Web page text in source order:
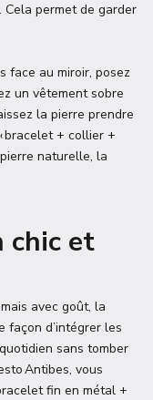
Cela permet de garder
face au miroir, posez
un vêtement sobre
la pierre prendre
bracelet + collier +
naturelle, la
chic et
avec goût, la
façon d’intégrer les
sans tomber
Antibes, vous
fin en métal +